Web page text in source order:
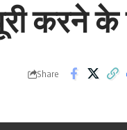
करने के
Share